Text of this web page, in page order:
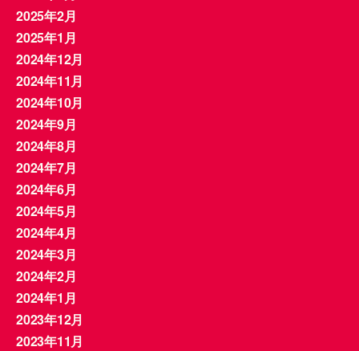
2025年2月
2025年1月
2024年12月
2024年11月
2024年10月
2024年9月
2024年8月
2024年7月
2024年6月
2024年5月
2024年4月
2024年3月
2024年2月
2024年1月
2023年12月
2023年11月